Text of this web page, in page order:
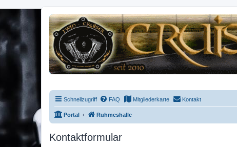
Schnellzugriff FAQ Mitgliederkarte Kontakt
Portal Ruhmeshalle
Kontaktformular